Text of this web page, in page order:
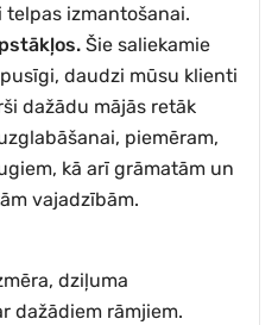
izmantošanai.
Šie saliekamie
daudzi mūsu klienti
dažādu mājās retāk
piemēram,
kā arī grāmatām un
vajadzībām.
dziļuma
dažādiem rāmjiem.